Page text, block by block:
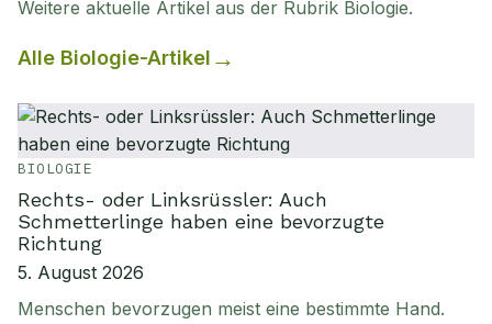
Weitere aktuelle Artikel aus der Rubrik Biologie.
Alle Biologie-Artikel
BIOLOGIE
Rechts- oder Linksrüssler: Auch
Schmetterlinge haben eine bevorzugte
Richtung
5. August 2026
Menschen bevorzugen meist eine bestimmte Hand.